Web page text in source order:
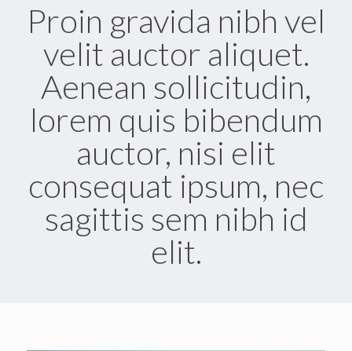
Proin gravida nibh vel
velit auctor aliquet.
Aenean sollicitudin,
lorem quis bibendum
auctor, nisi elit
consequat ipsum, nec
sagittis sem nibh id
elit.